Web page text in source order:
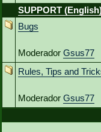
SUPPORT
Bugs
Moderador Gsus77
Rules, Tips and
Moderador Gsus77